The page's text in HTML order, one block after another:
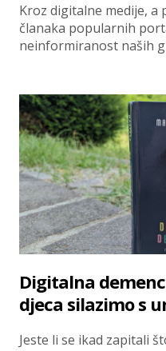
Kroz digitalne medije, a
članaka popularnih
neinformiranost naših
Digitalna
djeca silazimo s
Jeste li se ikad zapitali